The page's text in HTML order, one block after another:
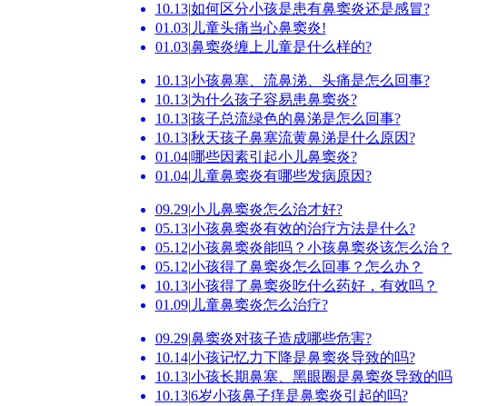
10.13|如何区分小孩是患有鼻窦炎还是感冒?
01.03| 儿童头痛当心鼻窦炎!
01.03|鼻窦炎缠上儿童是什么样的?
10.13|小孩鼻塞、流鼻涕、头痛是怎么回事?
10.13|为什么孩子容易患鼻窦炎?
10.13|孩子总流绿色的鼻涕是怎么回事?
10.13|秋天孩子鼻塞流黄鼻涕是什么原因?
01.04|哪些因素引起小儿鼻窦炎?
01.04| 儿童鼻窦炎有哪些发病原因?
09.29|小儿鼻窦炎怎么治才好?
05.13|小孩鼻窦炎有效的治疗方法是什么?
05.12|小孩鼻窦炎能吗？小孩鼻窦炎该怎么治？
05.12|小孩得了鼻窦炎怎么回事？怎么办？
10.13|小孩得了鼻窦炎吃什么药好，有效吗？
01.09| 儿童鼻窦炎怎么治疗?
09.29|鼻窦炎对孩子造成哪些危害?
10.14|小孩记忆力下降是鼻窦炎导致的吗?
10.13|小孩长期鼻塞、黑眼圈是鼻窦炎导致的吗
10.13|6岁小孩鼻子痒是鼻窦炎引起的吗?